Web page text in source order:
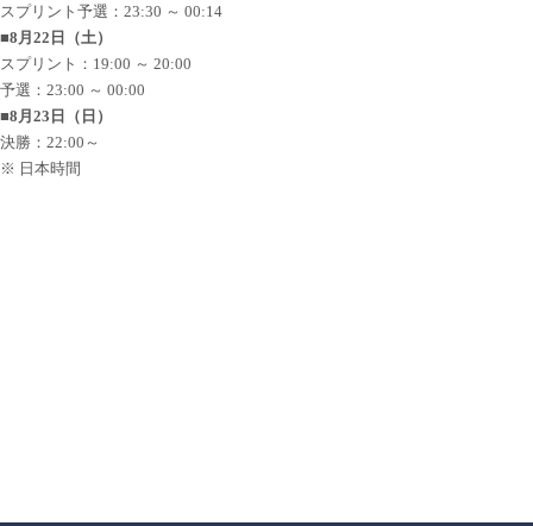
スプリント予選：23:30 ～ 00:14
■8月22日（土）
スプリント：19:00 ～ 20:00
予選：23:00 ～ 00:00
■8月23日（日）
決勝：22:00～
※ 日本時間